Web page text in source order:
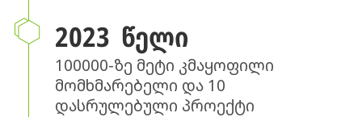
2023 ᲬᲔᲚᲘ
100000-ზე მეტი კმაყოფილი
მომხმარებელი და 10
დასრულებული პროექტი